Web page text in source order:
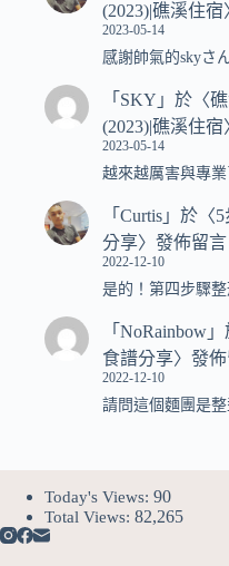
(2023)|礁溪住宿
2023-05-14
感謝帥氣的skyさ
「 SKY 」於〈
(2023)|礁溪住宿
2023-05-14
越來越厲害與專業
「 Curtis 」於〈
分享〉發佈留言
2022-12-10
是的！第四步驟
「 NoRainbow
食譜分享〉發
2022-12-10
請問這個麵團是
Today's Views: 90
Total Views: 82,265